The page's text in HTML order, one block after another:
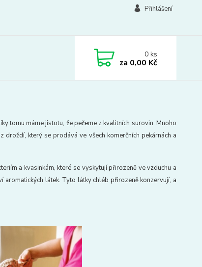
Přihlášení
0ks
za 0,00 Kč
tomu máme jistotu, že pečeme z kvalitních surovin. Mnoho
který se prodává ve všech komerčních pekárnách a
a kvasinkám, které se vyskytují přirozeně ve vzduchu a
látek. Tyto látky chléb přirozeně konzervují, a